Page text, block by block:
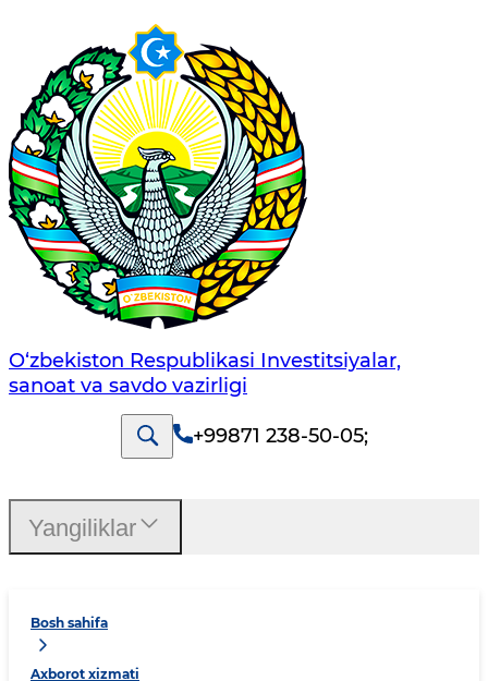
O‘zbekiston Respublikasi Investitsiyalar,
sanoat va savdo vazirligi
+99871 238-50-05;
Bosh sahifa
Axborot xizmati
Yangiliklar